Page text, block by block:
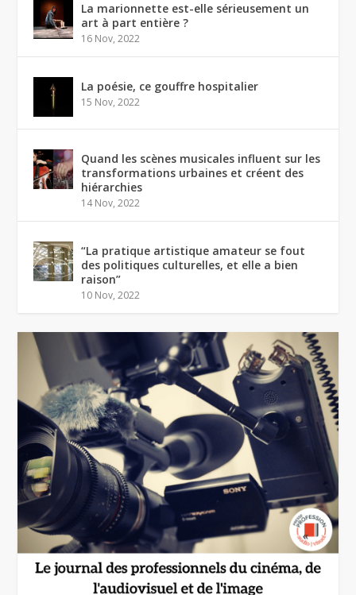
La marionnette est-elle sérieusement un
art à part entière ?
16 Nov, 2022
La poésie, ce gouffre hospitalier
15 Nov, 2022
Quand les scènes musicales influent sur les
transformations urbaines et créent des
hiérarchies
14 Nov, 2022
“La pratique artistique amateur se fout
des politiques culturelles, et elle a bien
raison”
10 Nov, 2022